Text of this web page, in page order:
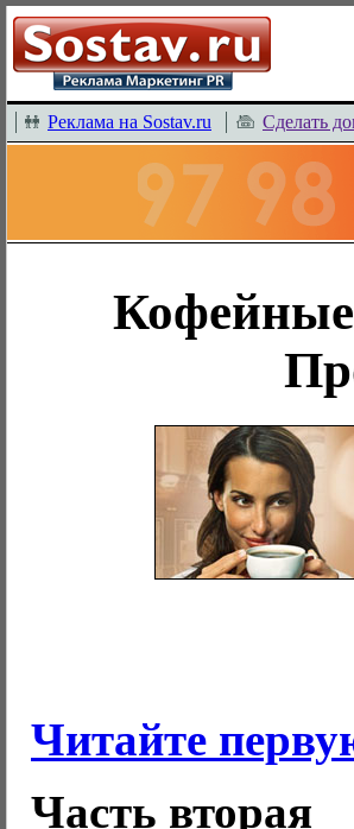
Реклама на Sostav.ru Сделать
Кофейные
Читайте
Часть вторая